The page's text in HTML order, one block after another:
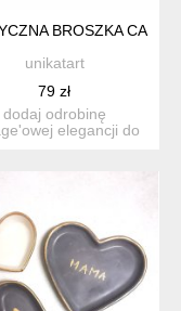
W KWIATY
BROSZKA
unikatart
79 zł
dodaj odrobinę
elegancji do